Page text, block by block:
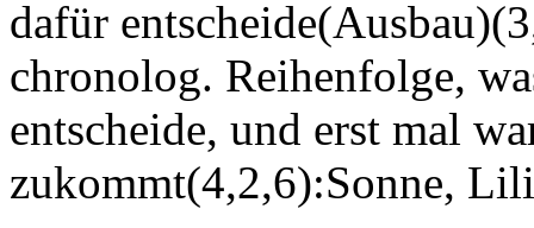
dafür
chronolog. Reihenfolge,
entscheide, und erst mal
zukommt(4,2,6):Sonne,